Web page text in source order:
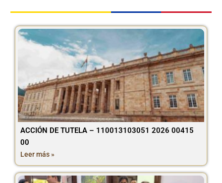
ACCIÓN DE TUTELA – 110013103051 2026 00415
00
Leer más »